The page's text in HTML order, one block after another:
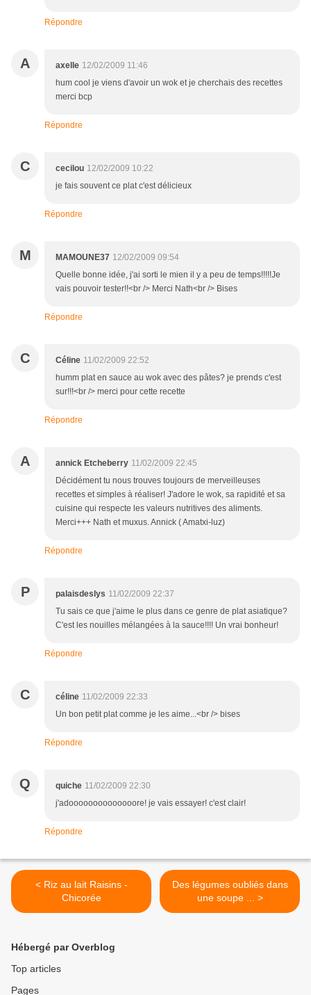
Répondre
A axelle 12/02/2009 11:46
hum cool je viens d'avoir un wok et je cherchais des recettes
merci bcp
Répondre
C cecilou 12/02/2009 10:22
je fais souvent ce plat c'est délicieux
Répondre
M MAMOUNE37 12/02/2009 09:54
Quelle bonne idée, j'ai sorti le mien il y a peu de temps!!!!!Je
vais pouvoir tester!!<br /> Merci Nath<br /> Bises
Répondre
C Céline 11/02/2009 22:52
humm plat en sauce au wok avec des pâtes? je prends c'est
sur!!!<br /> merci pour cette recette
Répondre
A annick Etcheberry 11/02/2009 22:45
Décidément tu nous trouves toujours de merveilleuses
recettes et simples à réaliser! J'adore le wok, sa rapidité et sa
cuisine qui respecte les valeurs nutritives des aliments.
Merci+++ Nath et muxus. Annick ( Amatxi-luz)
Répondre
P palaisdeslys 11/02/2009 22:37
Tu sais ce que j'aime le plus dans ce genre de plat asiatique?
C'est les nouilles mélangées à la sauce!!!! Un vrai bonheur!
Répondre
C céline 11/02/2009 22:33
Un bon petit plat comme je les aime...<br /> bises
Répondre
Q quiche 11/02/2009 22:30
j'adoooooooooooooore! je vais essayer! c'est clair!
Répondre
< Riz au lait Raisins -
Chicorée
Des légumes oubliés dans
une soupe ... >
Hébergé par Overblog
Top articles
Pages